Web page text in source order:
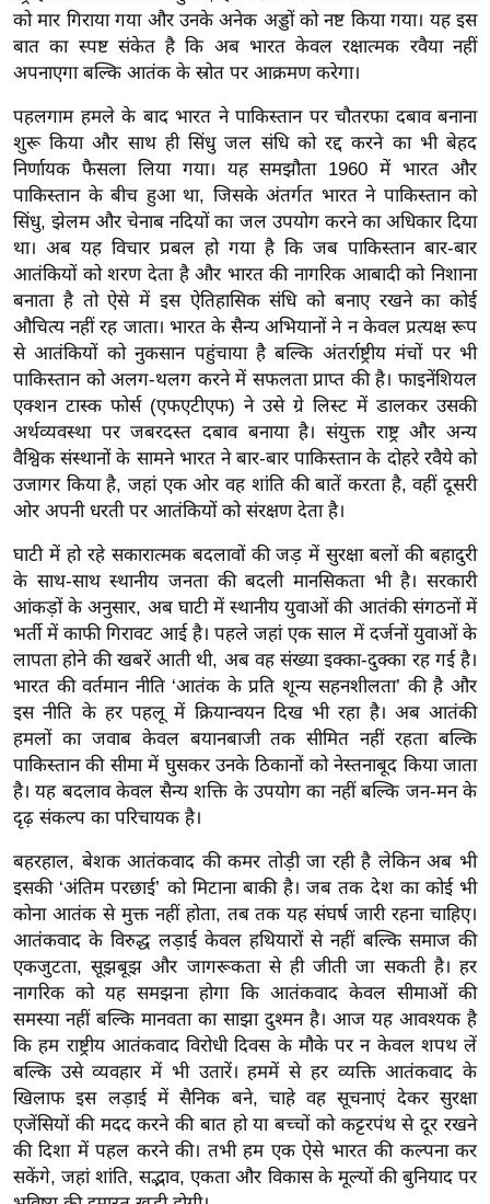
न
ज
ग
बॉ
ली
वु
ड
हॉ
ली
वु
ड
फि
ल्म
स
मी
क्षा
B
r
e
a
k
i
n
g
N
e
w
ला
इ
फ
स्टा
इ
ल
टे
क्नॉ
लॉ
जी
ब्यू
टी
को मार गिराया गया और उनके अनेक अड्डों को नष्ट किया गया। यह इस
बात का स्पष्ट संकेत है कि अब भारत केवल रक्षात्मक रवैया नहीं
अपनाएगा बल्कि आतंक के स्रोत पर आक्रमण करेगा।
पहलगाम हमले के बाद भारत ने पाकिस्तान पर चौतरफा दबाव बनाना
शुरू किया और साथ ही सिंधु जल संधि को रद्द करने का भी बेहद
निर्णायक फैसला लिया गया। यह समझौता 1960 में भारत और
पाकिस्तान के बीच हुआ था, जिसके अंतर्गत भारत ने पाकिस्तान को
सिंधु, झेलम और चेनाब नदियों का जल उपयोग करने का अधिकार दिया
था। अब यह विचार प्रबल हो गया है कि जब पाकिस्तान बार-बार
आतंकियों को शरण देता है और भारत की नागरिक आबादी को निशाना
बनाता है तो ऐसे में इस ऐतिहासिक संधि को बनाए रखने का कोई
औचित्य नहीं रह जाता। भारत के सैन्य अभियानों ने न केवल प्रत्यक्ष रूप
से आतंकियों को नुकसान पहुंचाया है बल्कि अंतर्राष्ट्रीय मंचों पर भी
पाकिस्तान को अलग-थलग करने में सफलता प्राप्त की है। फाइनेंशियल
एक्शन टास्क फोर्स (एफएटीएफ) ने उसे ग्रे लिस्ट में डालकर उसकी
अर्थव्यवस्था पर जबरदस्त दबाव बनाया है। संयुक्त राष्ट्र और अन्य
वैश्विक संस्थानों के सामने भारत ने बार-बार पाकिस्तान के दोहरे रवैये को
उजागर किया है, जहां एक ओर वह शांति की बातें करता है, वहीं दूसरी
ओर अपनी धरती पर आतंकियों को संरक्षण देता है।
घाटी में हो रहे सकारात्मक बदलावों की जड़ में सुरक्षा बलों की बहादुरी
के साथ-साथ स्थानीय जनता की बदली मानसिकता भी है। सरकारी
आंकड़ों के अनुसार, अब घाटी में स्थानीय युवाओं की आतंकी संगठनों में
भर्ती में काफी गिरावट आई है। पहले जहां एक साल में दर्जनों युवाओं के
लापता होने की खबरें आती थी, अब वह संख्या इक्का-दुक्का रह गई है।
भारत की वर्तमान नीति ‘आतंक के प्रति शून्य सहनशीलता’ की है और
इस नीति के हर पहलू में क्रियान्वयन दिख भी रहा है। अब आतंकी
हमलों का जवाब केवल बयानबाजी तक सीमित नहीं रहता बल्कि
पाकिस्तान की सीमा में घुसकर उनके ठिकानों को नेस्तनाबूद किया जाता
है। यह बदलाव केवल सैन्य शक्ति के उपयोग का नहीं बल्कि जन-मन के
दृढ़ संकल्प का परिचायक है।
बहरहाल, बेशक आतंकवाद की कमर तोड़ी जा रही है लेकिन अब भी
इसकी ‘अंतिम परछाई’ को मिटाना बाकी है। जब तक देश का कोई भी
कोना आतंक से मुक्त नहीं होता, तब तक यह संघर्ष जारी रहना चाहिए।
आतंकवाद के विरुद्ध लड़ाई केवल हथियारों से नहीं बल्कि समाज की
एकजुटता, सूझबूझ और जागरूकता से ही जीती जा सकती है। हर
नागरिक को यह समझना होगा कि आतंकवाद केवल सीमाओं की
समस्या नहीं बल्कि मानवता का साझा दुश्मन है। आज यह आवश्यक है
कि हम राष्ट्रीय आतंकवाद विरोधी दिवस के मौके पर न केवल शपथ लें
बल्कि उसे व्यवहार में भी उतारें। हममें से हर व्यक्ति आतंकवाद के
खिलाफ इस लड़ाई में सैनिक बने, चाहे वह सूचनाएं देकर सुरक्षा
एजेंसियों की मदद करने की बात हो या बच्चों को कट्टरपंथ से दूर रखने
की दिशा में पहल करने की। तभी हम एक ऐसे भारत की कल्पना कर
सकेंगे, जहां शांति, सद्भाव, एकता और विकास के मूल्यों की बुनियाद पर